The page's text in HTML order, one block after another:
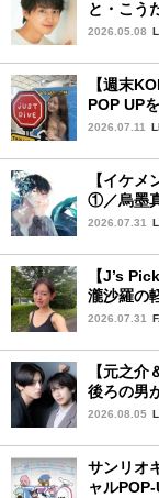
と・こう
で、じわ
2026.05.08
【週末
POP UP
♡
2026.07.11
【イケ
①／烏墨
スド！」
2026.07.31
【J’s
瀧沙羅の
ィーン〉
2026.07.31
【元之
後ろの男
タビュー
2026.08.05
サンリオ
ャル